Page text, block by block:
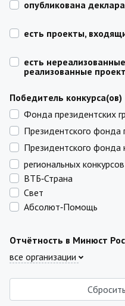
опубликована
есть проекты,
есть
реализованные
Победитель конкурса(ов)
Фонда президентских
Президентского фонда
Президентского фонда
региональных конкурсов
ВТБ‑Страна
Свет
Абсолют‑Помощь
Отчётность в Минюст
все организации